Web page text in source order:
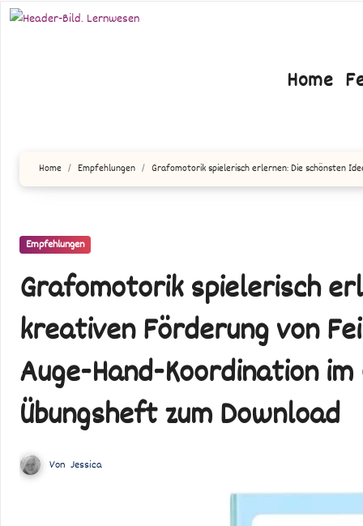
Zum
Home
Home Empfehlungen Grafomotorik spielerisch erlernen: Die schönsten
Empfehlungen
Grafomotorik spielerisch
kreativen Förderung von
Auge-Hand-Koordination
Übungsheft zum Download
Von Jessica